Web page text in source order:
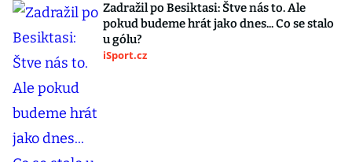
Zadražil po Besiktasi: Štve nás to. Ale
pokud budeme hrát jako dnes... Co se stalo
u gólu?
iSport.cz